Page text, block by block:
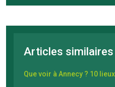
Articles similaires
Que voir à Annecy ? 10